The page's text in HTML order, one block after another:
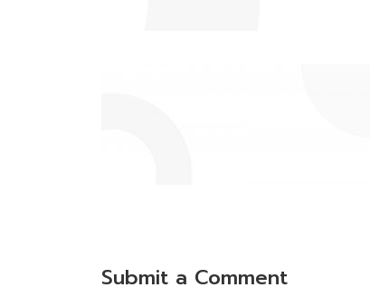
Submit a Comment